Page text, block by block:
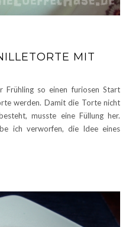
MIT
Frühling so einen furiosen Start
werden. Damit die Torte nicht
musste eine Füllung her.
ich verworfen, die Idee eines